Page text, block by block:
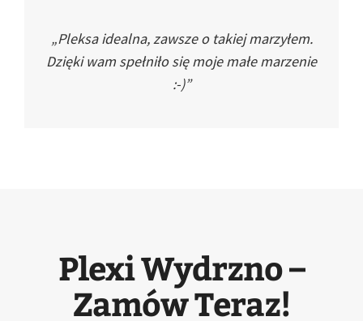
„Pleksa idealna, zawsze o takiej marzyłem.
Dzięki wam spełniło się moje małe marzenie
:-)”
Plexi Wydrzno –
Zamów Teraz!